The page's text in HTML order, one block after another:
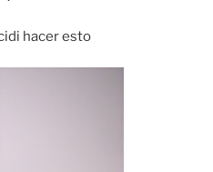
hacer esto